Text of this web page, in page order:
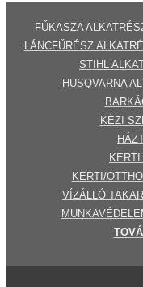
FŰKASZA
LÁNCFŰRÉSZ
STIHL
HUSQVARNA
KÉZI
KERTI/
VÍZÁLLÓ